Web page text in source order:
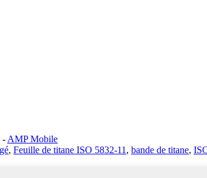
- AMP Mobile
, Feuille de titane ISO 5832-11 , bande de titane,